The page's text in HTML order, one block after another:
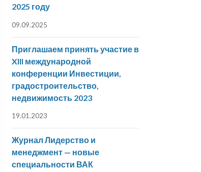
2025 году
09.09.2025
Приглашаем принять участие в
XIII международной
конференции Инвестиции,
градостроительство,
недвижимость 2023
19.01.2023
Журнал Лидерство и
менеджмент — новые
специальности ВАК